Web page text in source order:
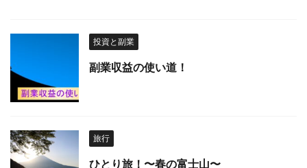
投資と副業
副業収益の使い道！
旅行
ひとり旅！〜春の富士山〜